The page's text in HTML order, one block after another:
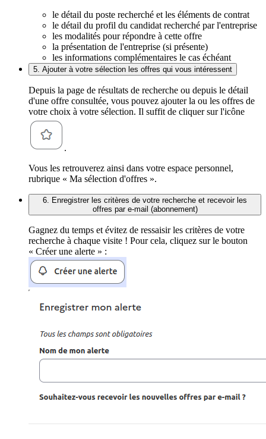
le détail du poste recherché et les éléments de contrat
le détail du profil du candidat recherché par l'entreprise
les modalités pour répondre à cette offre
la présentation de l'entreprise (si présente)
les informations complémentaires le cas échéant
5. Ajouter à votre sélection les offres qui vous intéressent
Depuis la page de résultats de recherche ou depuis le détail
d'une offre consultée, vous pouvez ajouter la ou les offres de
votre choix à votre sélection. Il suffit de cliquer sur l'icône
.
Vous les retrouverez ainsi dans votre espace personnel,
rubrique « Ma sélection d'offres ».
6. Enregistrer les critères de votre recherche et recevoir les
offres par e-mail (abonnement)
Gagnez du temps et évitez de ressaisir les critères de votre
recherche à chaque visite ! Pour cela, cliquez sur le bouton
« Créer une alerte » :